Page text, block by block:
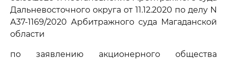
Дальневосточного округа от 11.12.2020 по делу N
А37-1169/2020 Арбитражного суда Магаданской
области
по заявлению акционерного общества